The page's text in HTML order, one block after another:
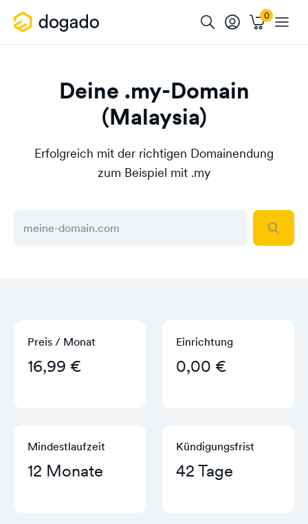
Deine .my-Domain
(Malaysia)
Erfolgreich mit der richtigen Domainendung
zum Beispiel mit .my
Preis / Monat
16,99 €
Einrichtung
0,00 €
Mindestlaufzeit
12 Monate
Kündigungs­frist
42 Tage